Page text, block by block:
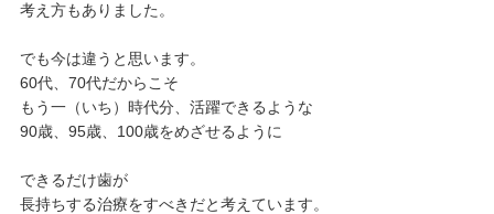
考え方もありました。
でも今は違うと思います。
60代、70代だからこそ
もう一（いち）時代分、活躍できるような
90歳、95歳、100歳をめざせるように
できるだけ歯が
長持ちする治療をすべきだと考えています。